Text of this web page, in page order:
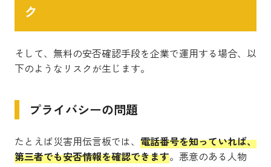
ク
そして、無料の安否確認手段を企業で運用する場合、以
下のようなリスクが生じます。
プライバシーの問題
たとえば災害用伝言板では、 電話番号を知っていれば、
第三者でも安否情報を確認できます。悪意のある人物